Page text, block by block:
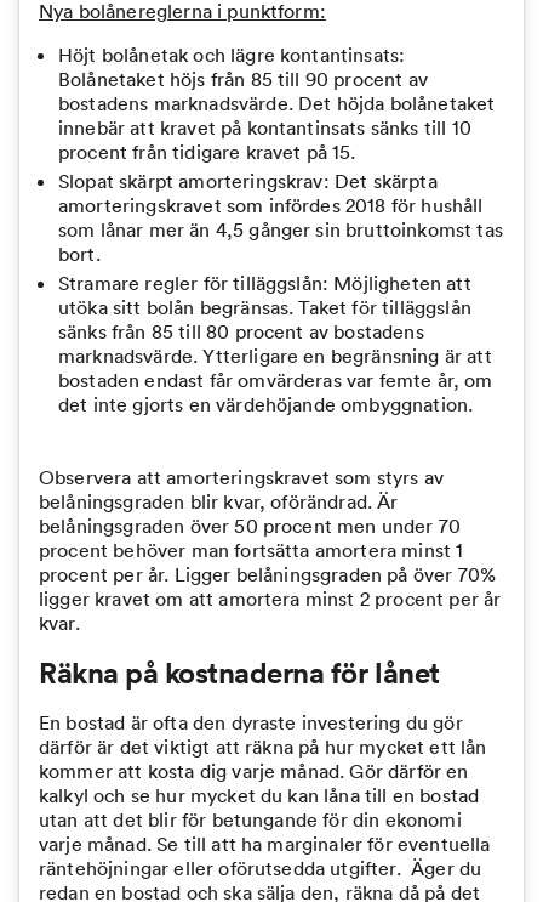
Nya bolånereglerna i punktform:
Höjt bolånetak och lägre kontantinsats:
Bolånetaket höjs från 85 till 90 procent av
bostadens marknadsvärde. Det höjda bolånetaket
innebär att kravet på kontantinsats sänks till 10
procent från tidigare kravet på 15.
Slopat skärpt amorteringskrav: Det skärpta
amorteringskravet som infördes 2018 för hushåll
som lånar mer än 4,5 gånger sin bruttoinkomst tas
bort.
Stramare regler för tilläggslån: Möjligheten att
utöka sitt bolån begränsas. Taket för tilläggslån
sänks från 85 till 80 procent av bostadens
marknadsvärde. Ytterligare en begränsning är att
bostaden endast får omvärderas var femte år, om
det inte gjorts en värdehöjande ombyggnation.
Observera att amorteringskravet som styrs av
belåningsgraden blir kvar, oförändrad. Är
belåningsgraden över 50 procent men under 70
procent behöver man fortsätta amortera minst 1
procent per år. Ligger belåningsgraden på över 70%
ligger kravet om att amortera minst 2 procent per år
kvar.
Räkna på kostnaderna för lånet
En bostad är ofta den dyraste investering du gör
därför är det viktigt att räkna på hur mycket ett lån
kommer att kosta dig varje månad. Gör därför en
kalkyl och se hur mycket du kan låna till en bostad
utan att det blir för betungande för din ekonomi
varje månad. Se till att ha marginaler för eventuella
räntehöjningar eller oförutsedda utgifter. Äger du
redan en bostad och ska sälja den, räkna då på det